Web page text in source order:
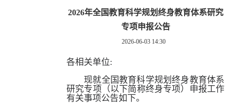
2026年全国教育科学规划终身教育体系研究
专项申报公告
2026-06-03 14:30
各相关单位:
现就全国教育科学规划终身教育体系
研究专项（以下简称终身专项）申报工作
有关事项公告如下。